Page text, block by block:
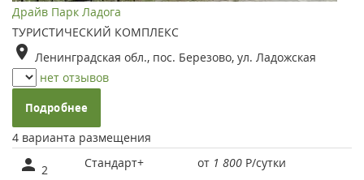
Драйв Парк Ладога
ТУРИСТИЧЕСКИЙ КОМПЛЕКС
Ленинградская обл., пос. Березово, ул. Ладожская
нет отзывов
Подробнее
4 варианта размещения
2 Стандарт+ от 1 800 Р/сутки